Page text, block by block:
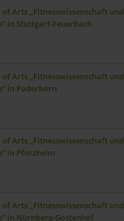
Arts „Fitnesswissenschaft und
in Stuttgart-Feuerbach
Arts „Fitnesswissenschaft und
in Paderborn
Arts „Fitnesswissenschaft und
in Pforzheim
Arts „Fitnesswissenschaft und
in Nürnberg-Gostenhof